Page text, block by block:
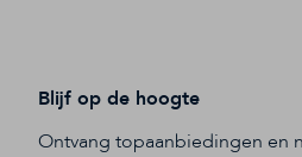
Blijf op de hoogte
Ontvang topaanbiedingen en